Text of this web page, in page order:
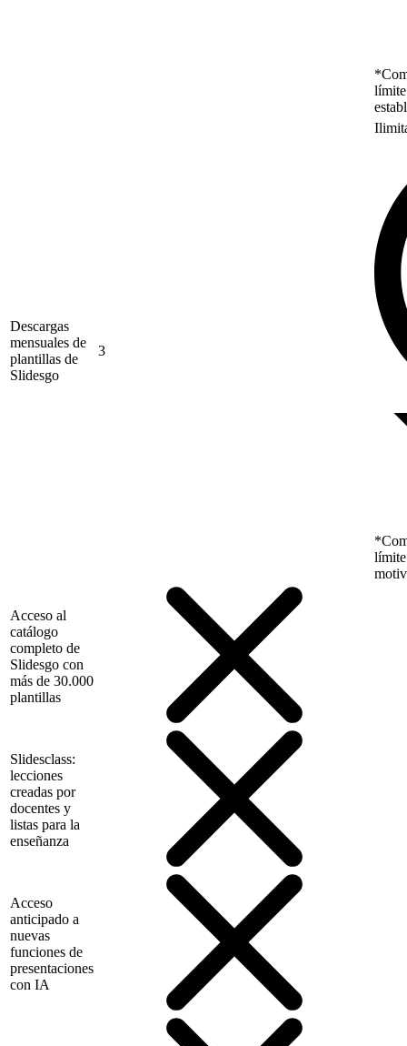
Descargas
mensuales de
plantillas de
Slidesgo
3
límite
Acceso al
catálogo
completo de
Slidesgo con
más de 30.000
plantillas
Slidesclass:
lecciones
creadas por
docentes y
listas para la
enseñanza
Acceso
anticipado a
nuevas
funciones de
presentaciones
con IA